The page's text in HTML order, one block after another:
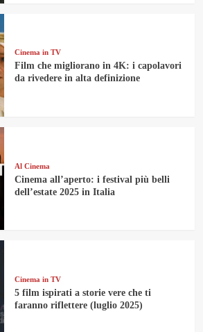
Cinema in TV
Film che migliorano in 4K: i capolavori
da rivedere in alta definizione
Al Cinema
Cinema all’aperto: i festival più belli
dell’estate 2025 in Italia
Cinema in TV
5 film ispirati a storie vere che ti
faranno riflettere (luglio 2025)